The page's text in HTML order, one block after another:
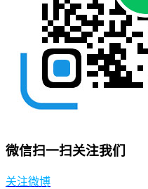
微信扫一扫关注我们
关注微博